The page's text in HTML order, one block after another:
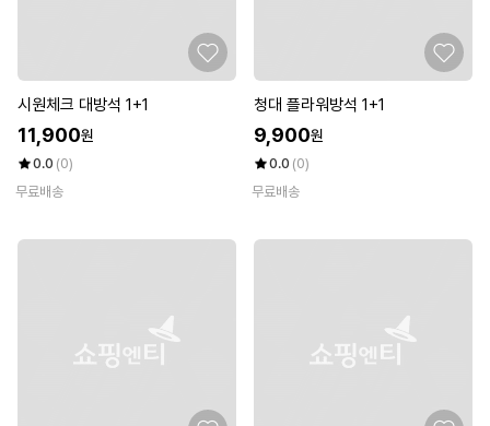
시원체크 대방석 1+1
11,900원
0.0 (0)
무료배송
청대 플라워방석 1+1
9,900원
0.0 (0)
무료배송